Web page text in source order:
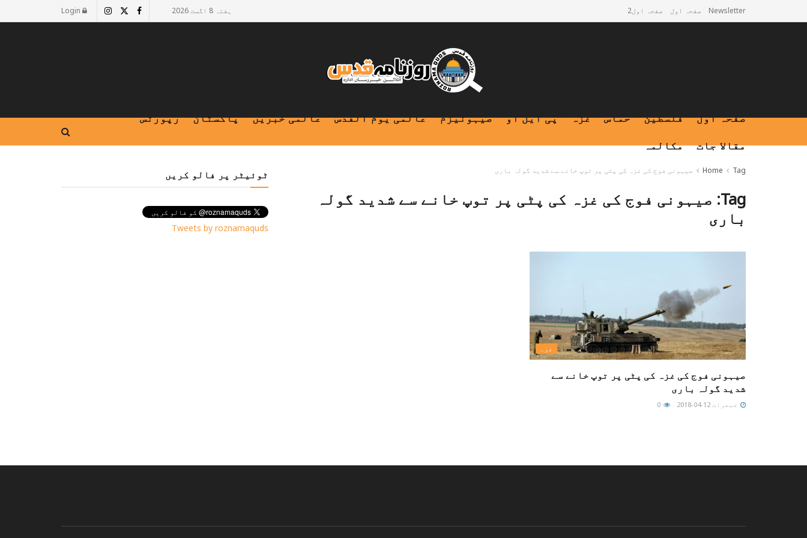
Newsletter صفحہ اول صفحہ اول2 ہفتہ 8 اگست 2026
صفحہ اول فلسطین حماس غزہ پی ایل او صیہونیزم عالمی یوم القدس عالمی خبریں پاکستان
رپورٹس
مقالا جات
مکالمہ
Home Tag صیہونی فوج کی غزہ کی پٹی پر توپ خانے سے شدید گولہ باری
Tag: صیہونی فوج کی غزہ کی پٹی پر توپ خانے سے شدید گولہ
باری
غزہ
صیہونی فوج کی غزہ کی پٹی پر توپ خانے سے
شدید گولہ باری
جمعرات 12-04-2018
ٹوئیٹر پر فالو کریں
Tweets by roznamaquds